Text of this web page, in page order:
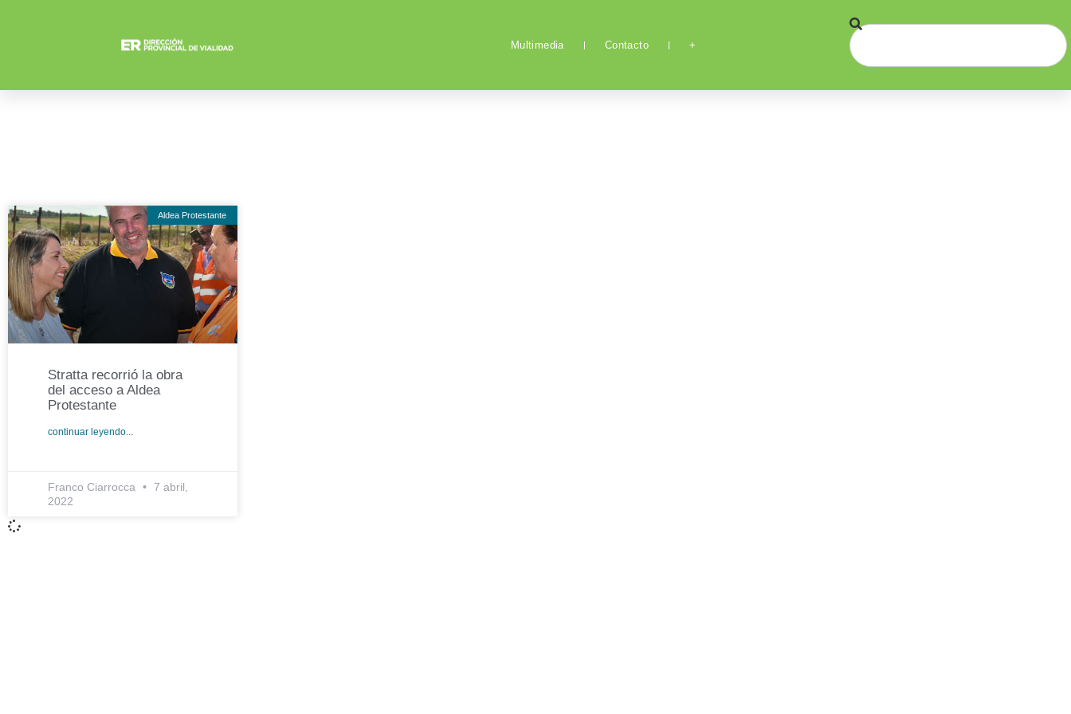
Multimedia Contacto +
Aldea Protestante
Stratta recorrió la obra
del acceso a Aldea
Protestante
continuar leyendo...
Franco Ciarrocca
7 abril,
2022